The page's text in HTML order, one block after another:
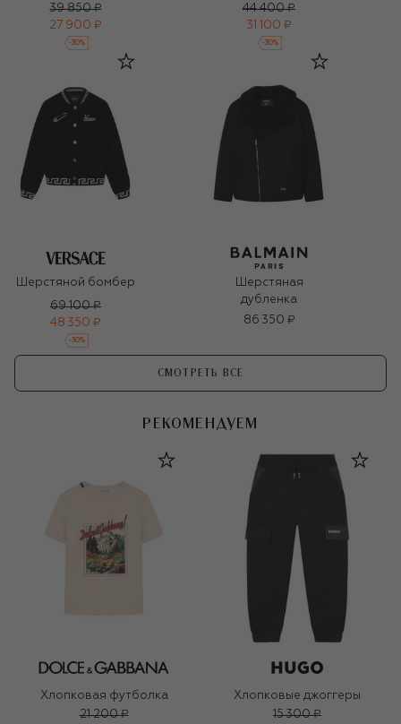
39 850 ₽
27 900 ₽
-30%
44 400 ₽
31 100 ₽
-30%
Шерстяной бомбер
69 100 ₽
48 350 ₽
-30%
Шерстяная
дубленка
86 350 ₽
СМОТРЕТЬ ВСЕ
РЕКОМЕНДУЕМ
Хлопковая футболка
21 200 ₽
Хлопковые джоггеры
15 300 ₽